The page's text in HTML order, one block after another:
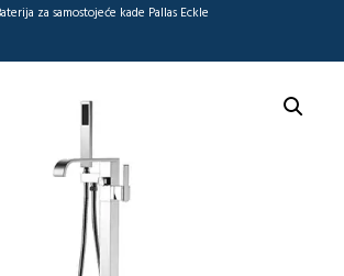
za samostojeće kade Pallas Eckle